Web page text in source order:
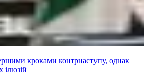
кроками контрнаступу, однак
ілюзій